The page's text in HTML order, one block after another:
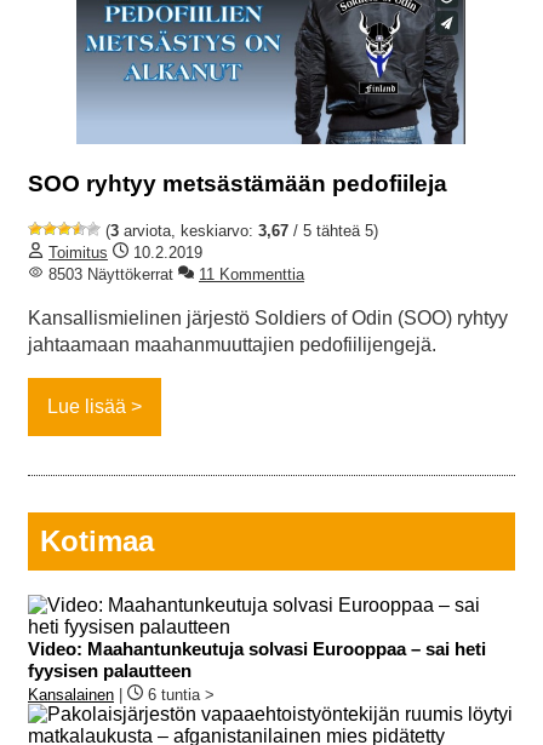
SOO ryhtyy metsästämään pedofiileja
(3 arviota, keskiarvo: 3,67 / 5 tähteä 5)
Toimitus
10.2.2019
8503 Näyttökerrat
11 Kommenttia
Kansallismielinen järjestö Soldiers of Odin (SOO) ryhtyy
jahtaamaan maahanmuuttajien pedofiilijengejä.
Lue lisää
Kotimaa
Video: Maahantunkeutuja solvasi Eurooppaa – sai heti
fyysisen palautteen
Kansalainen | 6 tuntia >